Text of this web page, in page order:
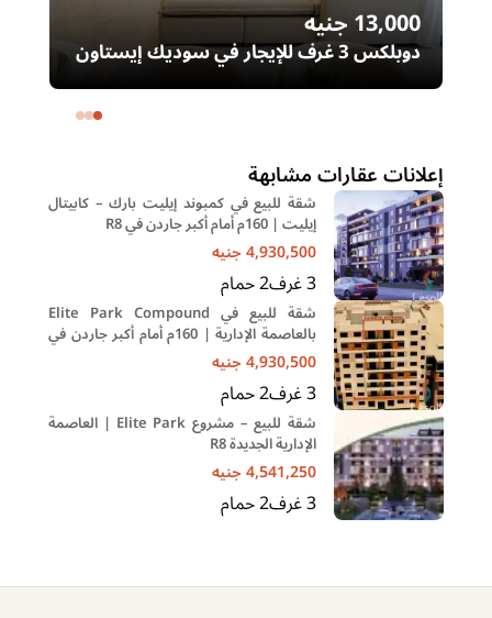
13,000جنيه
دوبلكس 3 غرف للإيجار في سوديك إيستاون
– التجمع الخامس | غرفة ناني
إعلانات عقارات مشابهة
شقة للبيع في كمبوند إيليت بارك – كابيتال
إيليت | 160م أمام أكبر جاردن في R8
4,930,500جنيه
3غرف2حمام
شقة للبيع في Elite Park Compound
بالعاصمة الإدارية | 160م أمام أكبر جاردن في
R8 بمقدم 10%
4,930,500جنيه
3غرف2حمام
شقة للبيع – مشروع Elite Park | العاصمة
الإدارية الجديدة R8
4,541,250جنيه
3غرف2حمام